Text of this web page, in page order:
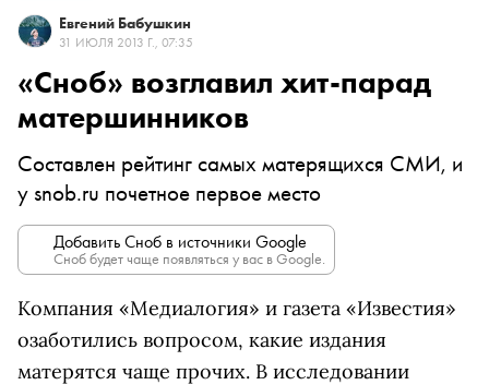
Евгений Бабушкин
31 ИЮЛЯ 2013 Г., 07:35
«Сноб» возглавил хит-парад
матершинников
Составлен рейтинг самых матерящихся СМИ, и
у snob.ru почетное первое место
Добавить Сноб в источники Google
Сноб будет чаще появляться у вас в Google.
Компания «Медиалогия» и газета «Известия»
озаботились вопросом, какие издания
матерятся чаще прочих. В исследовании